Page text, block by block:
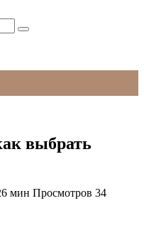
выбрать
мин Просмотров 34